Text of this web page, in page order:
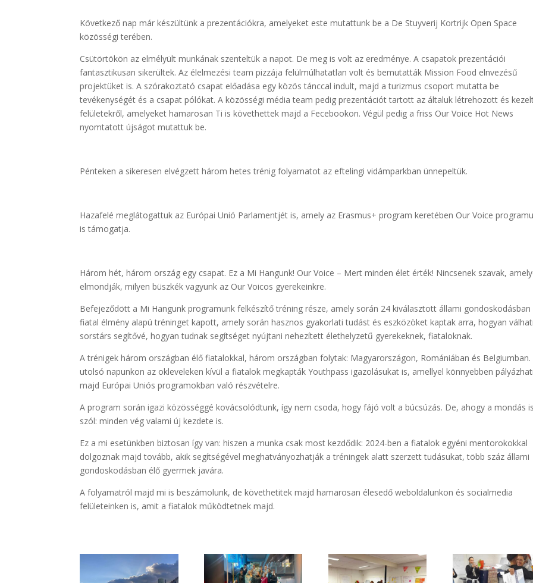
Következő nap már készültünk a prezentációkra, amelyeket este mutattunk be a De Stuyverij Kortrijk Open Space
közösségi terében.
Csütörtökön az elmélyült munkának szenteltük a napot. De meg is volt az eredménye. A csapatok prezentációi
fantasztikusan sikerültek. Az élelmezési team pizzája felülmúlhatatlan volt és bemutatták Mission Food elnvezésű
projektüket is. A szórakoztató csapat előadása egy közös tánccal indult, majd a turizmus csoport mutatta be
tevékenységét és a csapat pólókat. A közösségi média team pedig prezentációt tartott az általuk létrehozott és
felületekről, amelyeket hamarosan Ti is követhettek majd a Fecebookon. Végül pedig a friss Our Voice Hot News
nyomtatott újságot mutattuk be.
Pénteken a sikeresen elvégzett három hetes trénig folyamatot az eftelingi vidámparkban ünnepeltük.
Hazafelé meglátogattuk az Európai Unió Parlamentjét is, amely az Erasmus+ program keretében Our Voice
is támogatja.
Három hét, három ország egy csapat. Ez a Mi Hangunk! Our Voice – Mert minden élet érték! Nincsenek szavak,
elmondják, milyen büszkék vagyunk az Our Voicos gyerekeinkre.
Befejeződött a Mi Hangunk programunk felkészítő tréning része, amely során 24 kiválasztott állami gondoskodásban
fiatal élmény alapú tréninget kapott, amely során hasznos gyakorlati tudást és eszközöket kaptak arra, hogyan
sorstárs segítővé, hogyan tudnak segítséget nyújtani nehezített élethelyzetű gyerekeknek, fiataloknak.
A trénigek három országban élő fiatalokkal, három országban folytak: Magyarországon, Romániában és Belgiumban.
utolsó napunkon az okleveleken kívül a fiatalok megkapták Youthpass igazolásukat is, amellyel könnyebben
majd Európai Uniós programokban való részvételre.
A program során igazi közösséggé kovácsolódtunk, így nem csoda, hogy fájó volt a búcsúzás. De, ahogy a mondás
szól: minden vég valami új kezdete is.
Ez a mi esetünkben biztosan így van: hiszen a munka csak most kezdődik: 2024-ben a fiatalok egyéni mentorokokkal
dolgoznak majd tovább, akik segítségével meghatványozhatják a tréningek alatt szerzett tudásukat, több száz állami
gondoskodásban élő gyermek javára.
A folyamatról majd mi is beszámolunk, de követhetitek majd hamarosan élesedő weboldalunkon és socialmedia
felületeinken is, amit a fiatalok működtetnek majd.